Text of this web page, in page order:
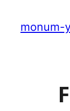
monum-